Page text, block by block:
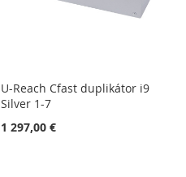
U-Reach Cfast duplikátor i9
Silver 1-7
1 297,00 €